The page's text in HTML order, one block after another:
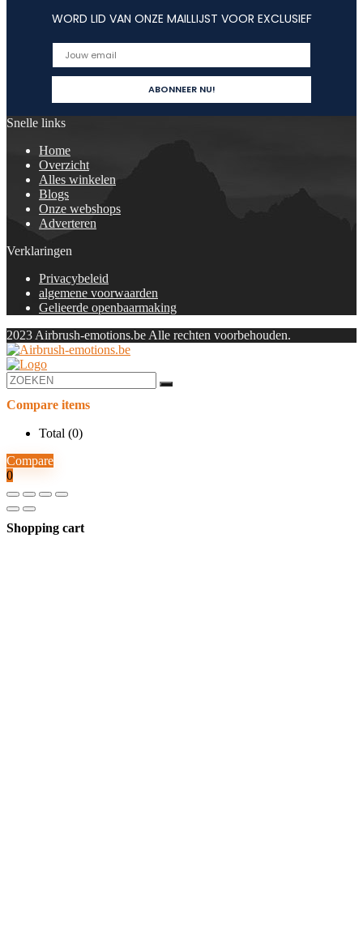
WORD LID VAN ONZE MAILLIJST VOOR EXCLUSIEF
Snelle links
Home
Overzicht
Alles winkelen
Blogs
Onze webshops
Adverteren
Verklaringen
Privacybeleid
algemene voorwaarden
Gelieerde openbaarmaking
2023 Airbrush-emotions.be Alle rechten voorbehouden.
Compare items
Total (0)
Compare
0
Shopping cart